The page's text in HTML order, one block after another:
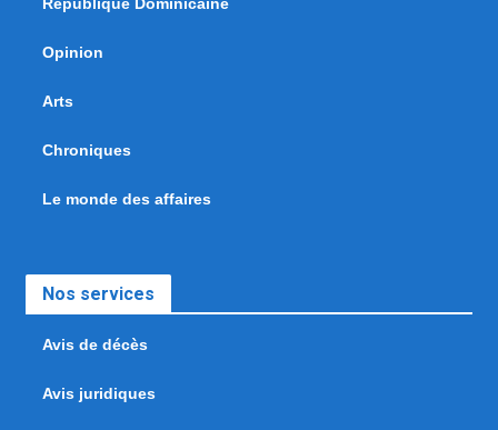
Opinion
Arts
Chroniques
Le monde des affaires
Nos services
Avis de décès
Avis juridiques